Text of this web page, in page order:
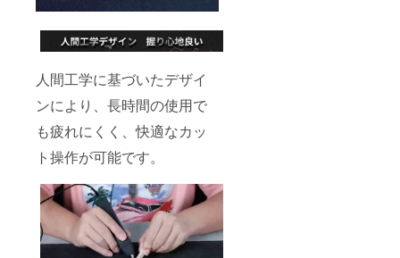
人間工学に基づいたデザイ
ンにより、長時間の使用で
も疲れにくく、快適なカッ
ト操作が可能です。